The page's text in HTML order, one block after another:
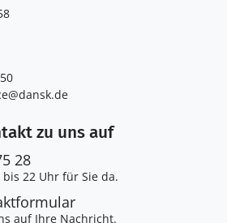
zu uns auf
28
22 Uhr für Sie da.
auf Ihre Nachricht.